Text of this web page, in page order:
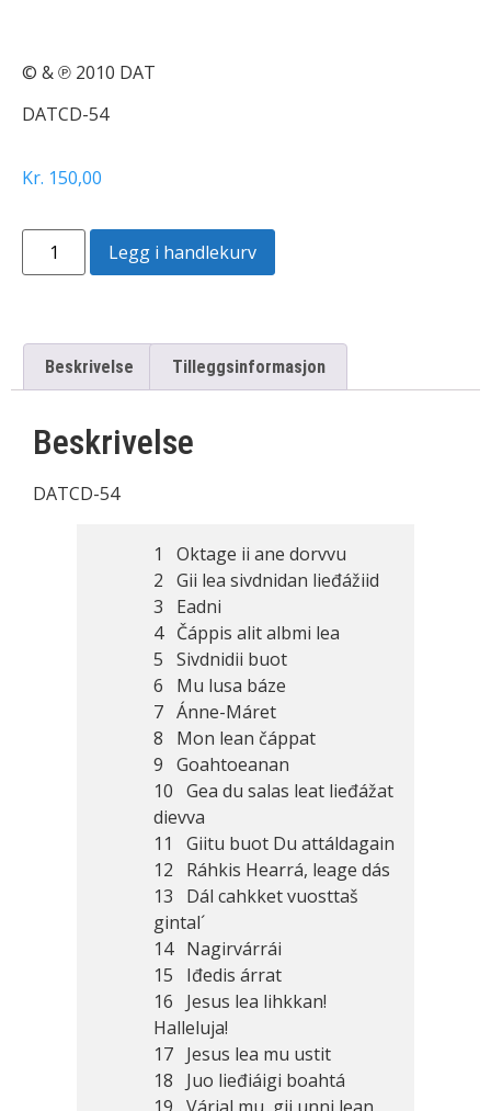
© & ℗ 2010 DAT
DATCD-54
Kr 150,00
Legg i handlekurv
Beskrivelse Tilleggsinformasjon
Beskrivelse
DATCD-54
1 Oktage ii ane dorvvu
2 Gii lea sivdnidan lieđážiid
3 Eadni
4 Čáppis alit albmi lea
5 Sivdnidii buot
6 Mu lusa báze
7 Ánne-Máret
8 Mon lean čáppat
9 Goahtoeanan
10 Gea du salas leat lieđážat
dievva
11 Giitu buot Du attáldagain
12 Ráhkis Hearrá, leage dás
13 Dál cahkket vuosttaš
gintal´
14 Nagirvárrái
15 Iđedis árrat
16 Jesus lea lihkkan!
Halleluja!
17 Jesus lea mu ustit
18 Juo lieđiáigi boahtá